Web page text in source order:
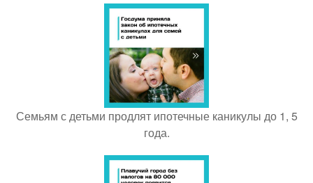
Семьям с детьми продлят ипотечные каникулы до 1, 5
года.